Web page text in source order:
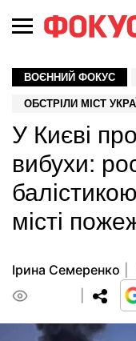
ВОЄННИЙ ФОКУС
ОБСТРІЛИ МІСТ
У Києві
вибухи:
місті
Ірина Семеренко